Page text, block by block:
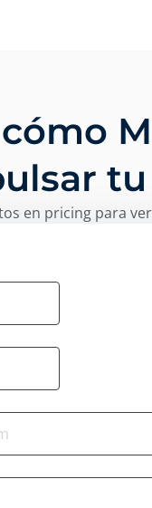
en pricing para